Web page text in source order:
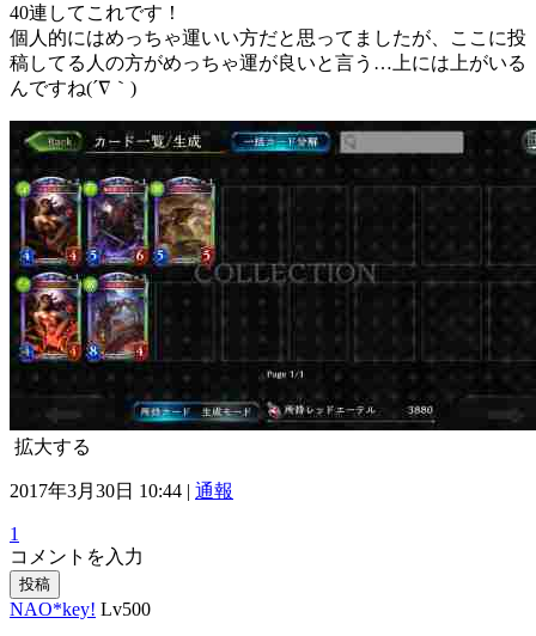
40連してこれです！
個人的にはめっちゃ運いい方だと思ってましたが、ここに投
稿してる人の方がめっちゃ運が良いと言う…上には上がいる
んですね(´∇｀)
拡大する
2017年3月30日 10:44 | 通報
1
コメントを入力
投稿
NAO*key! Lv500